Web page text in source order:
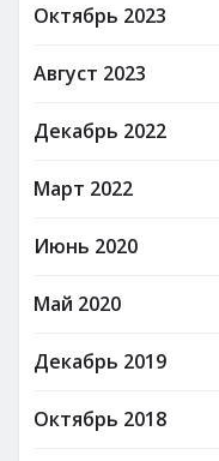
Октябрь 2023
Август 2023
Декабрь 2022
Март 2022
Июнь 2020
Май 2020
Декабрь 2019
Октябрь 2018